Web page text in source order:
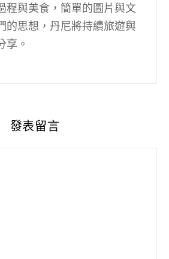
程與美食，簡單的圖片與文
的思想，丹尼將持續旅遊與
享。
發表留言